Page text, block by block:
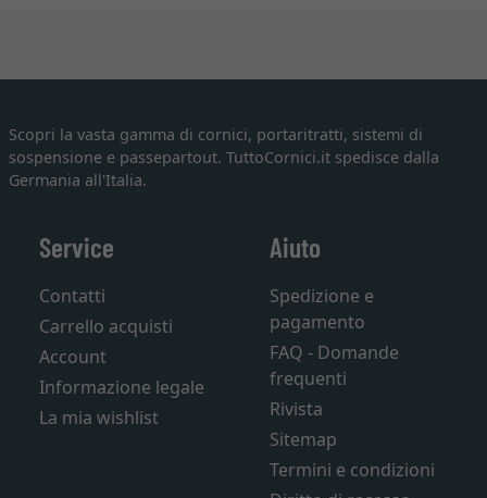
Scopri la vasta gamma di cornici, portaritratti, sistemi di
sospensione e passepartout. TuttoCornici.it spedisce dalla
Germania all'Italia.
Service
Contatti
Carrello acquisti
Account
Informazione legale
La mia wishlist
Aiuto
Spedizione e
pagamento
FAQ - Domande
frequenti
Rivista
Sitemap
Termini e condizioni